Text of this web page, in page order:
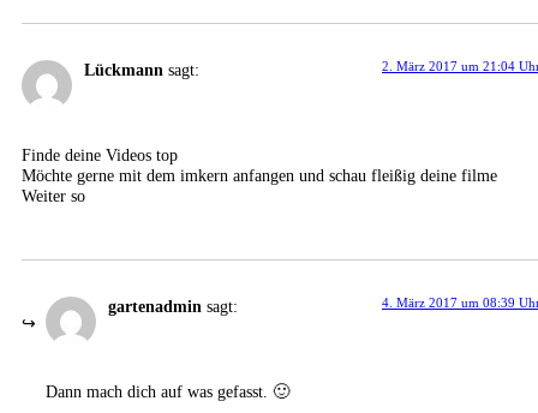
Lückmann sagt: 2. März 2017 um 21:04
Finde deine Videos top
Möchte gerne mit dem imkern anfangen und schau fleißig deine filme
Weiter so
gartenadmin sagt: 4. März 2017 um 08:39
Dann mach dich auf was gefasst. 🙂